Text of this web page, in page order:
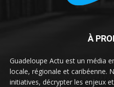
À
Guadeloupe Actu est un média
locale, régionale et caribéenne.
initiatives, décrypter les enjeux